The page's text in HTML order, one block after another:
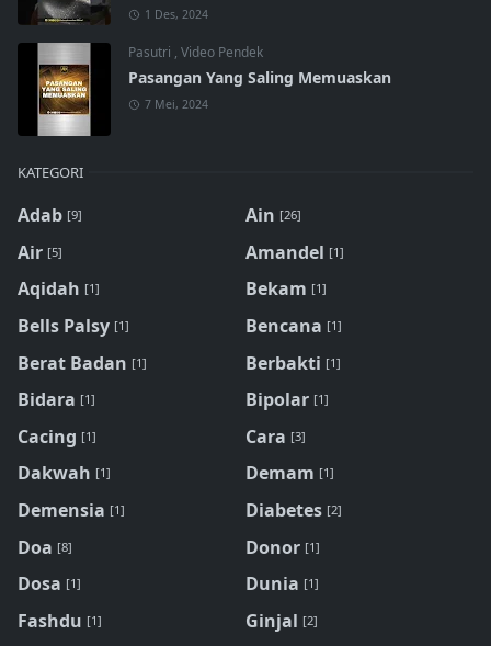
1 Des, 2024
Pasutri , Video Pendek
Pasangan Yang Saling Memuaskan
7 Mei, 2024
KATEGORI
Adab [9] Ain [26]
Air [5] Amandel [1]
Aqidah [1] Bekam [1]
Bells Palsy [1] Bencana [1]
Berat Badan [1] Berbakti [1]
Bidara [1] Bipolar [1]
Cacing [1] Cara [3]
Dakwah [1] Demam [1]
Demensia [1] Diabetes [2]
Doa [8] Donor [1]
Dosa [1] Dunia [1]
Fashdu [1] Ginjal [2]